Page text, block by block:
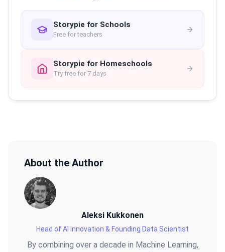
Storypie for Schools
Free for teachers
Storypie for Homeschools
Try free for 7 days
About the Author
Aleksi Kukkonen
Head of AI Innovation & Founding Data Scientist
By combining over a decade in Machine Learning,